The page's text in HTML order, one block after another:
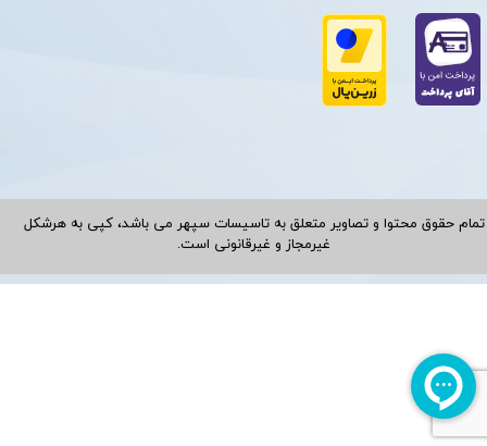
تمام حقوق محتوا و تصاویر متعلق به تاسیسات سپهر می باشد، کپی به هرشکل
غیرمجاز و غیرقانونی است.​​​​​​​